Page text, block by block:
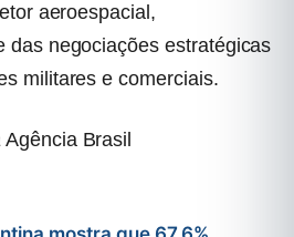
aeroespacial,
das negociações estratégicas
militares e comerciais.
Agência Brasil